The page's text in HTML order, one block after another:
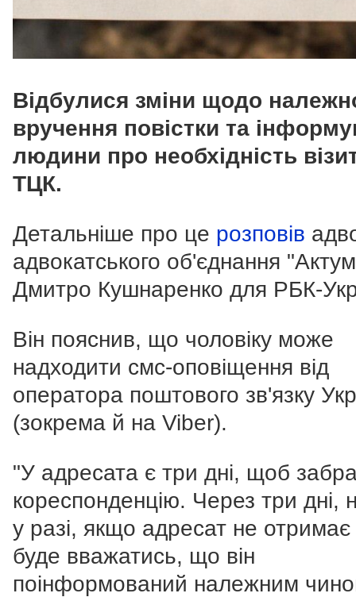
Відбулися зміни щодо
вручення повістки та
людини про необхідність
ТЦК.
Детальніше про це розповів
адвокатського об'єднання
Дмитро Кушнаренко для РБК-
Він пояснив, що чоловіку може
надходити смс-оповіщення від
оператора поштового зв'язку
(зокрема й на Viber).
"У адресата є три дні, щоб
кореспонденцію. Через три дні,
у разі, якщо адресат не
буде вважатись, що він
поінформований належним